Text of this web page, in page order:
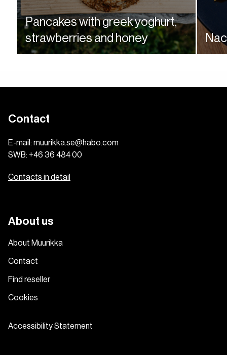
Pancakes with greek yoghurt,
strawberries and honey
Contact
E-mail: muurikka.se@habo.com
SWB: +46 36 484 00
Contacts in detail
About us
About Muurikka
Contact
Find reseller
Cookies
Accessibility Statement